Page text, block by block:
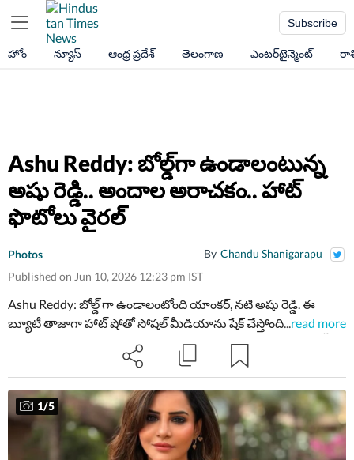
Subscribe
హోం న్యూస్ ఆంధ్ర ప్రదేశ్ తెలంగాణ ఎంటర్‌టైన్మెంట్
Ashu Reddy: బోల్డ్‌గా ఉండాలంటున్న
అషు రెడ్డి.. అందాల అరాచ‌కం.. హాట్
ఫొటోలు వైర‌ల్‌
Photos By Chandu Shanigarapu
Published on Jun 10, 2026 12:23 pm IST
Ashu Reddy: బోల్డ్ గా ఉండాలంటోంది యాంకర్, నటి అషు రెడ్డి. ఈ
బ్యూటీ తాజాగా హాట్ షోతో సోషల్ మీడియాను షేక్ చేస్తోంది. అషు రెడ్డి
హాట్ పోజులు ఇప్పుడు తెగ ట్రెండ్ అవుతున్నాయి. మీరూ ఓ లుక్కేయండి.
...read more
1/5